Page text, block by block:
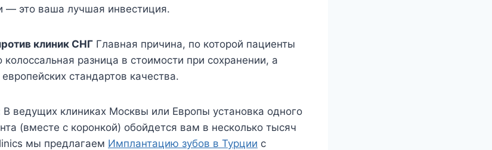
— это ваша лучшая инвестиция.
клиник СНГ Главная причина, по которой пациенты
разница в стоимости при сохранении, а
стандартов качества.
В ведущих клиниках Москвы или Европы установка одного
(вместе с коронкой) обойдется вам в несколько тысяч
мы предлагаем Имплантацию зубов в Турции с